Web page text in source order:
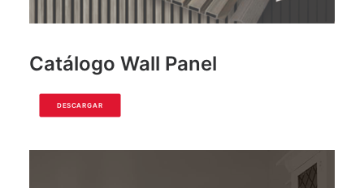
Catálogo Wall Panel
DESCARGAR